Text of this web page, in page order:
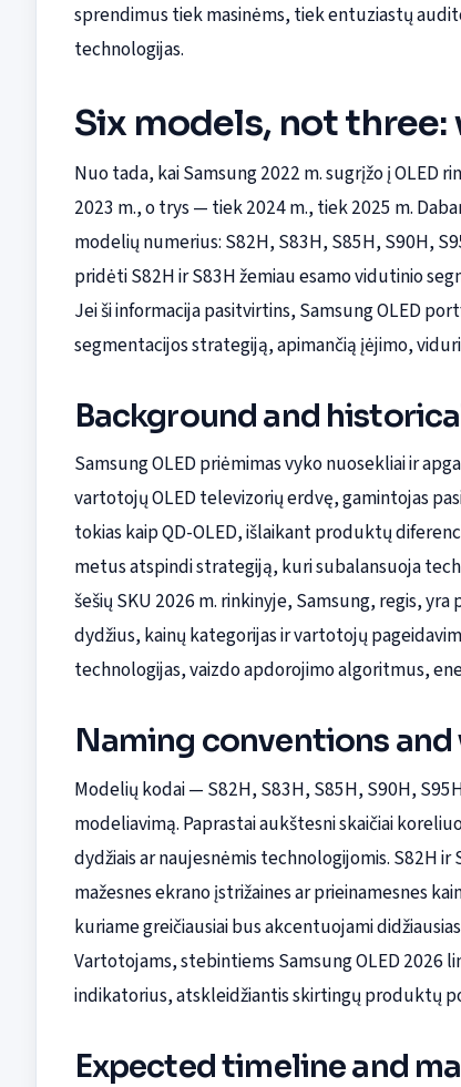
sprendimus tiek masinėms, tiek entuziastų
technologijas.
Six models, not
Nuo tada, kai Samsung 2022 m. sugrįžo į OLED
2023 m., o trys — tiek 2024 m., tiek 2025 m.
modelių numerius: S82H, S83H, S85H, S90H,
pridėti S82H ir S83H žemiau esamo vidutinio
Jei ši informacija pasitvirtins, Samsung OLED
segmentacijos strategiją, apimančią įėjimo,
Background and
Samsung OLED priėmimas vyko nuosekliai ir
vartotojų OLED televizorių erdvę, gamintojas
tokias kaip QD-OLED, išlaikant produktų
metus atspindi strategiją, kuri subalansuoja
šešių SKU 2026 m. rinkinyje, Samsung, regis,
dydžius, kainų kategorijas ir vartotojų
technologijas, vaizdo apdorojimo algoritmus,
Naming conventions
Modelių kodai — S82H, S83H, S85H, S90H,
modeliavimą. Paprastai aukštesni skaičiai
dydžiais ar naujesnėmis technologijomis. S82H
mažesnes ekrano įstrižaines ar prieinamesnes
kuriame greičiausiai bus akcentuojami
Vartotojams, stebintiems Samsung OLED 2026
indikatorius, atskleidžiantis skirtingų produktų
Expected timeline and